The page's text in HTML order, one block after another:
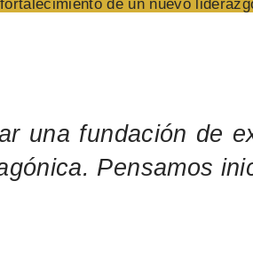
de un nuevo
una fundación de
Pensamos